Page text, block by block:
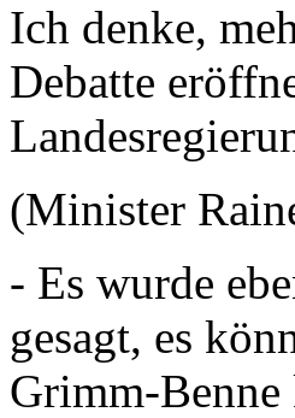
Ich denke,
Debatte
(Minister
- Es wurde
gesagt, es
Grimm-